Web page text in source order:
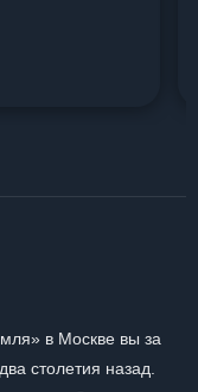
в Москве вы за
столетия назад.